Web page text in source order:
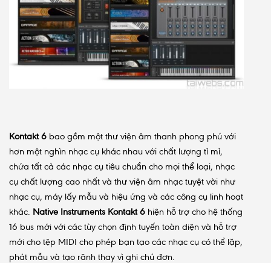
Kontakt 6 bao gồm một thư viện âm thanh phong phú với
hơn một nghìn nhạc cụ khác nhau với chất lượng tỉ mỉ,
chứa tất cả các nhạc cụ tiêu chuẩn cho mọi thể loại, nhạc
cụ chất lượng cao nhất và thư viện âm nhạc tuyệt vời như
nhạc cụ, máy lấy mẫu và hiệu ứng và các công cụ linh hoạt
khác. Native Instruments Kontakt 6 hiện hỗ trợ cho hệ thống
16 bus mới với các tùy chọn định tuyến toàn diện và hỗ trợ
mới cho tệp MIDI cho phép bạn tạo các nhạc cụ có thể lặp,
phát mẫu và tạo rãnh thay vì ghi chú đơn.